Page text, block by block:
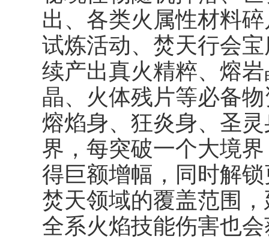
出、各类火属性材料
试炼活动、焚天行会
续产出真火精粹、熔
晶、火体残片等必备
熔焰身、狂炎身、圣
界，每突破一个大境
得巨额增幅，同时解
焚天领域的覆盖范围
全系火焰技能伤害也